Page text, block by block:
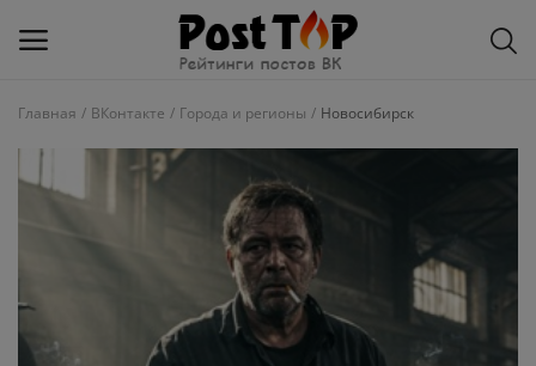
блог
Контакты
Главная ВКонтакте Города и регионы Новосибирск